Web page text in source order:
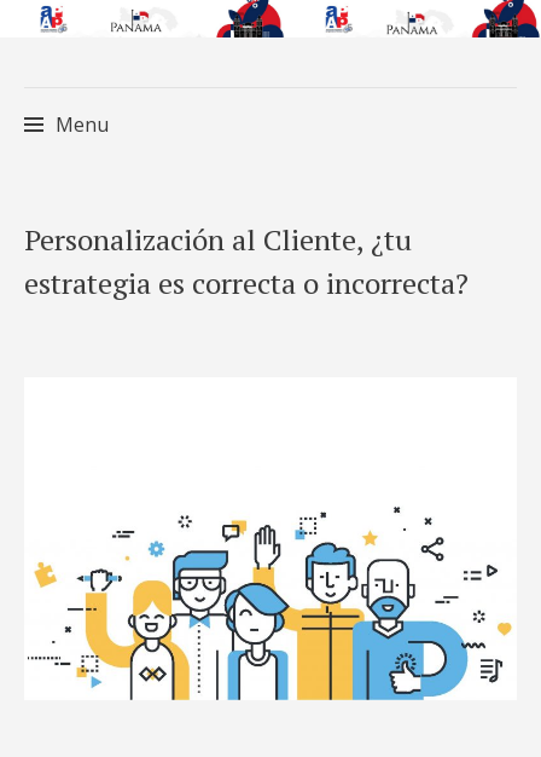
Menu
to
content
Personalización al Cliente, ¿tu
estrategia es correcta o incorrecta?